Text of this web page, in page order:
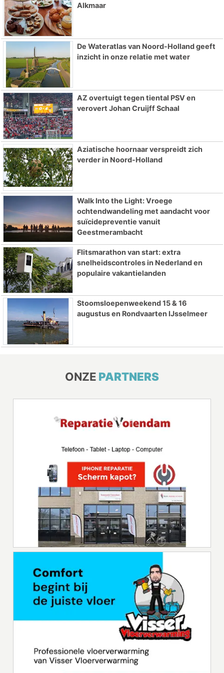
Alkmaar
De Wateratlas van Noord-Holland geeft
inzicht in onze relatie met water
AZ overtuigt tegen tiental PSV en
verovert Johan Cruijff Schaal
Aziatische hoornaar verspreidt zich
verder in Noord-Holland
Walk Into the Light: Vroege
ochtendwandeling met aandacht voor
suïcidepreventie vanuit
Geestmerambacht
Flitsmarathon van start: extra
snelheidscontroles in Nederland en
populaire vakantielanden
Stoomsloepenweekend 15 & 16
augustus en Rondvaarten IJsselmeer
ONZE PARTNERS